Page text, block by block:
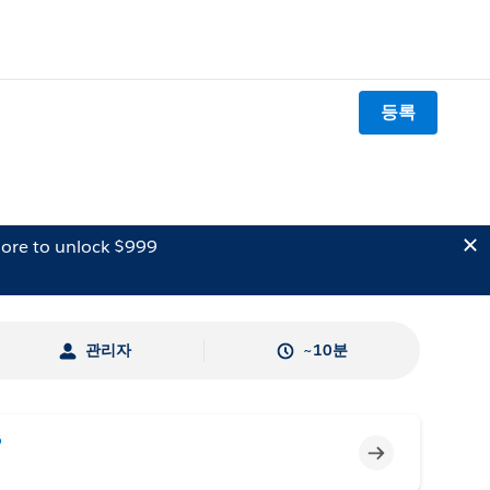
등록
to unlock $999
관리자 ~10분
미완료